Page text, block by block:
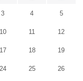
3 4 5
10 11 12
17 18 19
24 25 26